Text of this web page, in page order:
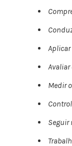
Medir
Seguir